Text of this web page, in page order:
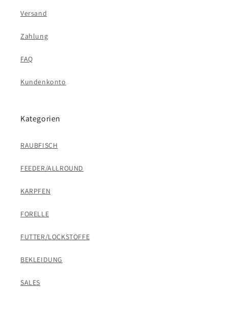
Versand
Zahlung
FAQ
Kundenkonto
Kategorien
RAUBFISCH
FEEDER/ALLROUND
KARPFEN
FORELLE
FUTTER/LOCKSTOFFE
BEKLEIDUNG
SALES